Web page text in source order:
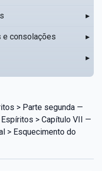
▸
e consolações ▸
▸
> Parte segunda —
> Capítulo VII —
> Esquecimento do